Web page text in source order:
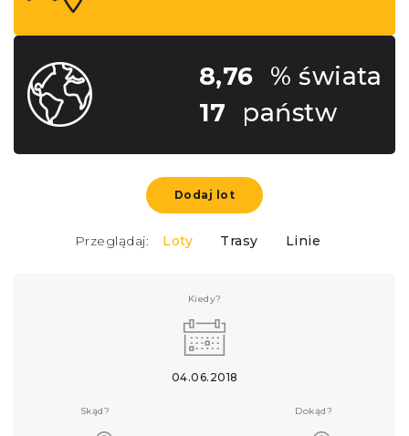
8,76
% świata
17
państw
Dodaj lot
Przeglądaj: Loty Trasy Linie
Kiedy?
04.06.2018
Skąd? Dokąd?